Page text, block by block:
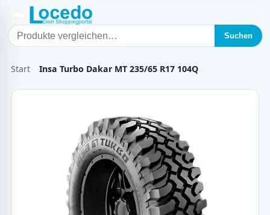
Suchen
Start Insa Turbo Dakar MT 235/65 R17 104Q